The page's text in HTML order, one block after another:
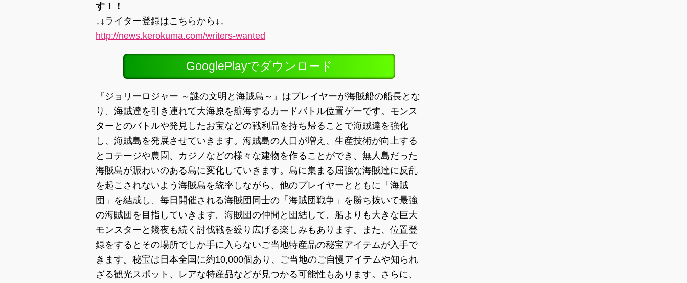
す！！
↓↓ライター登録はこちらから↓↓
http://news.kerokuma.com/writers-wanted
GooglePlayでダウンロード
『ジョリーロジャー ～謎の文明と海賊島～』はプレイヤーが海賊船の船長とな
り、海賊達を引き連れて大海原を航海するカードバトル位置ゲーです。モンス
ターとのバトルや発見したお宝などの戦利品を持ち帰ることで海賊達を強化
し、海賊島を発展させていきます。海賊島の人口が増え、生産技術が向上する
とコテージや農園、カジノなどの様々な建物を作ることができ、無人島だった
海賊島が賑わいのある島に変化していきます。島に集まる屈強な海賊達に反乱
を起こされないよう海賊島を統率しながら、他のプレイヤーとともに「海賊
団」を結成し、毎日開催される海賊団同士の「海賊団戦争」を勝ち抜いて最強
の海賊団を目指していきます。海賊団の仲間と団結して、船よりも大きな巨大
モンスターと幾夜も続く討伐戦を繰り広げる楽しみもあります。また、位置登
録をするとその場所でしか手に入らないご当地特産品の秘宝アイテムが入手で
きます。秘宝は日本全国に約10,000個あり、ご当地のご自慢アイテムや知られ
ざる観光スポット、レアな特産品などが見つかる可能性もあります。さらに、